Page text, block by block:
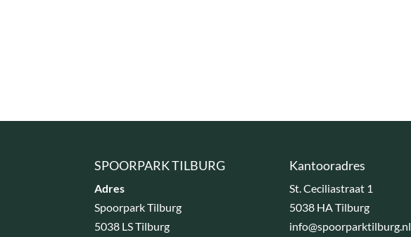
SPOORPARK TILBURG
Adres
Spoorpark Tilburg
5038 LS Tilburg
Kantooradres
St. Ceciliastraat 1
5038 HA Tilburg
info@spoorparktilburg.nl